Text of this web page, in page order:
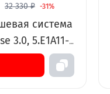
32 330 ₽ -31%
система
3.0, 5.E1A11-
цвет